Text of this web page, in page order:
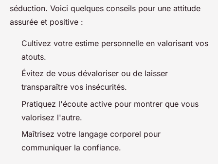
séduction. Voici quelques conseils pour une attitude
assurée et positive :
Cultivez votre estime personnelle en valorisant vos
atouts.
Évitez de vous dévaloriser ou de laisser
transparaître vos insécurités.
Pratiquez l'écoute active pour montrer que vous
valorisez l'autre.
Maîtrisez votre langage corporel pour
communiquer la confiance.